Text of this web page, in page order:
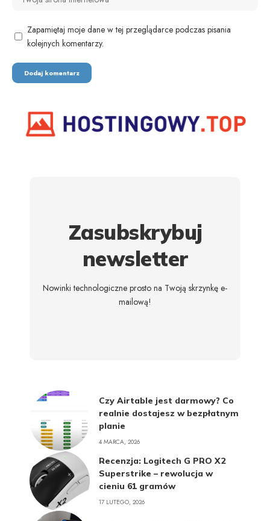
Zapamiętaj moje dane w tej przeglądarce podczas pisania
kolejnych komentarzy.
Zasubskrybuj
newsletter
Nowinki technologiczne prosto na Twoją skrzynkę e-
mailową!
Czy Airtable jest darmowy? Co
realnie dostajesz w bezpłatnym
planie
4 MARCA, 2026
Recenzja: Logitech G PRO X2
Superstrike – rewolucja w
cieniu 61 gramów
17 LUTEGO, 2026